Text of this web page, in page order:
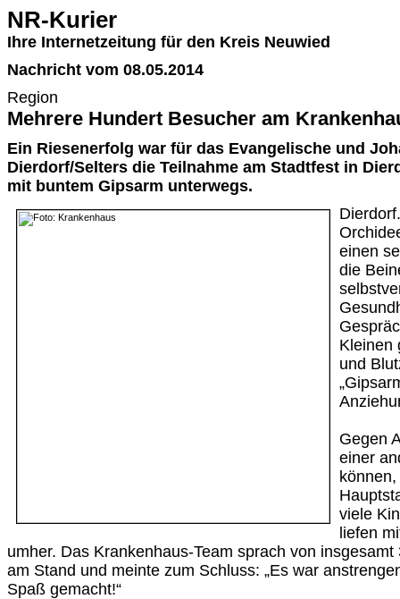
NR-Kurier
Ihre Internetzeitung für den Kreis Neuwied
Nachricht vom 08.05.2014
Region
Mehrere Hundert Besucher am
Ein Riesenerfolg war für das Evangelische und
Dierdorf/Selters die Teilnahme am Stadtfest in
mit buntem Gipsarm unterwegs.
einen
die
Kleinen
und
Gegen
einer
viele
liefen
umher. Das Krankenhaus-Team sprach von
am Stand und meinte zum Schluss: „Es war
Spaß gemacht!“